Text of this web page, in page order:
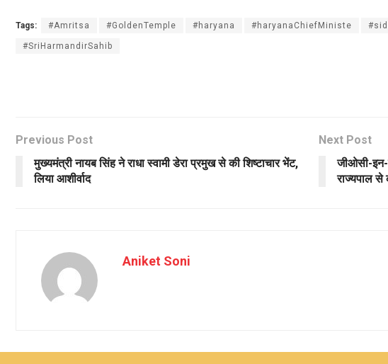
Tags: #Amritsa #GoldenTemple #haryana #haryanaChiefMiniste
#SriHarmandirSahib
Previous Post
मुख्यमंत्री नायब सिंह ने राधा स्वामी डेरा प्रमुख से की शिष्टाचार भेंट,
लिया आशीर्वाद
Next Post
जीओसी-
राज्यपाल से
Aniket Soni